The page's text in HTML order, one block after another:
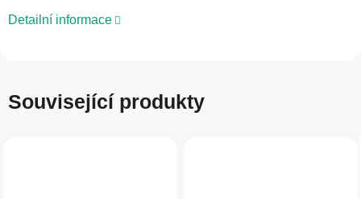
Detailní informace
Související produkty